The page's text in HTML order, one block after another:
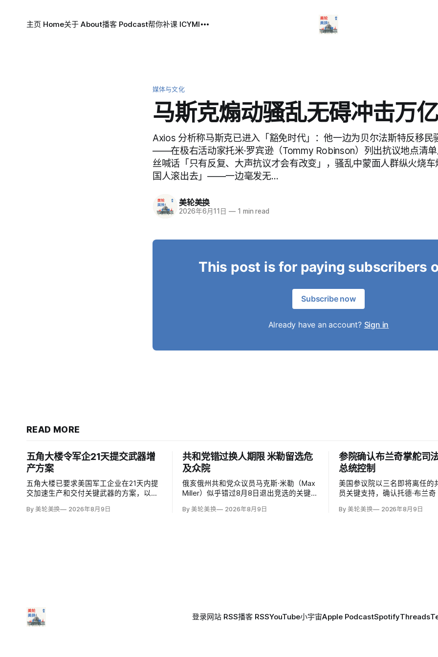
主页 Home关于 About播客 Podcast帮你补课 ICYMI
媒体与文化
马斯克煽动骚乱无碍冲击万
Axios 分析称马斯克已进入「豁免时代」：他一边为贝尔法斯特反移民
——在极右活动家托米·罗宾逊（Tommy Robinson）列出抗议地点清
丝喊话「只有反复、大声抗议才会有改变」，骚乱中蒙面人群纵火烧
国人滚出去」——一边毫发无…
美轮美换
2026年6月11日 — 1 min read
This post is for paying subscribers
Subscribe now
Already have an account? Sign in
READ MORE
五角大楼令军企21天提交武器增
产方案
五角大楼已要求美国军工企业在21天内提
交加速生产和交付关键武器的方案，以补
夫·范伯格（Steve Feinberg）在备忘录中
By 美轮美换 2026年8月9日
共和党错过换人期限 米勒留选危
及众院
俄亥俄州共和党众议员马克斯·米勒（Max
Miller）似乎错过8月8日退出竞选的关键
换候选人的最后实际机会。米勒被前妻艾
By 美轮美换 2026年8月9日
参院确认布兰奇掌舵司
总统控制
美国参议院以三名即将离任的
员关键支持，确认托德·布兰
这位特朗普前私人刑事辩护律
By 美轮美换 2026年8月9日
登录网站 RSS播客 RSSYouTube小宇宙Apple PodcastSpotifyThreads